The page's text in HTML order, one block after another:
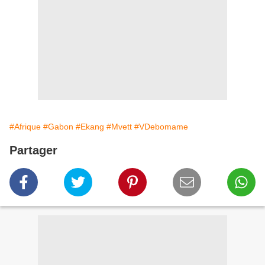
#Afrique #Gabon #Ekang #Mvett #VDebomame
Partager